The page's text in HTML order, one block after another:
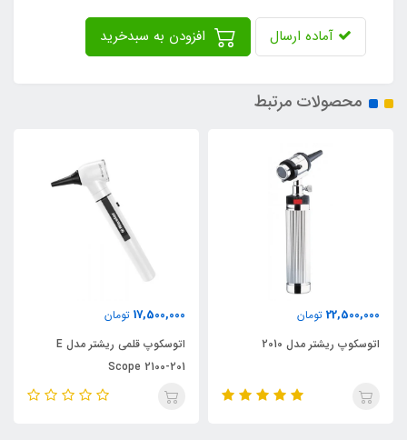
آماده ارسال
محصولات مرتبط
22,500,000 تومان
اتوسکوپ ریشتر مدل 2010
17,500,000 تومان
اتوسکوپ قلمی ریشتر مدل E
Scope 2100-201